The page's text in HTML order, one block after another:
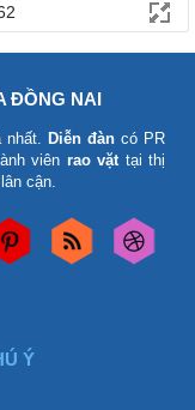
ĐỒNG NAI
nhất. Diễn đàn có PR
viên rao vặttại thị
cận.
Ý